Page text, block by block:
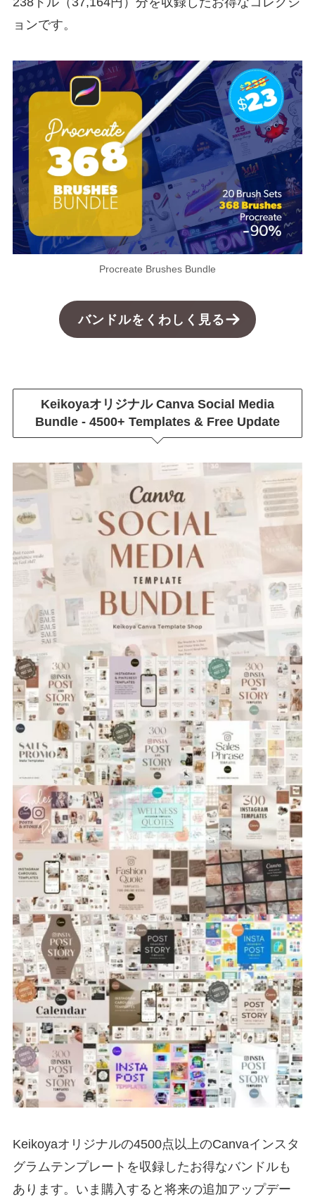
ョンです。
Procreate Brushes Bundle
バンドルをくわしく見る
Keikoyaオリジナル Canva Social Media
Bundle - 4500+ Templates & Free Update
Keikoyaオリジナルの4500点以上のCanvaインスタ
グラムテンプレートを収録したお得なバンドルも
あります。いま購入すると将来の追加アップデー